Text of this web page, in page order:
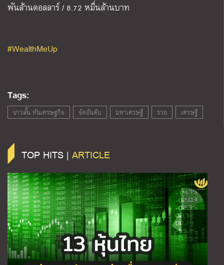
พันล้านดอลลาร์/ 8.72 หมื่นล้านบาท
#WealthMeUp
Tags:
ข่าวสั้น ทันเศรษฐกิจ จัดอันดับ มหาเศรษฐี รวย เศรษฐี
TOP HITS | ARTICLE